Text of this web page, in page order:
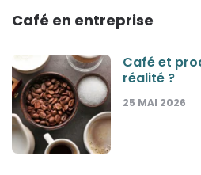
Café en entreprise
Café et
réalité ?
25 MAI 2026